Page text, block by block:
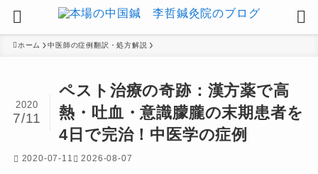
ホーム 中医師の症例翻訳・処方解説
ペスト治療の奇跡：漢方薬で高
熱・吐血・意識朦朧の末期患者を
4日で完治！中医学の症例
2020
7/11
2020-07-11 2026-08-07